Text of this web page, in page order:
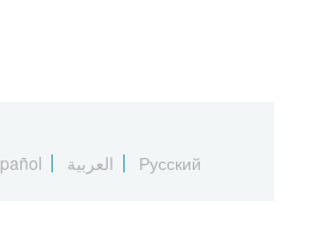
العربية Русский